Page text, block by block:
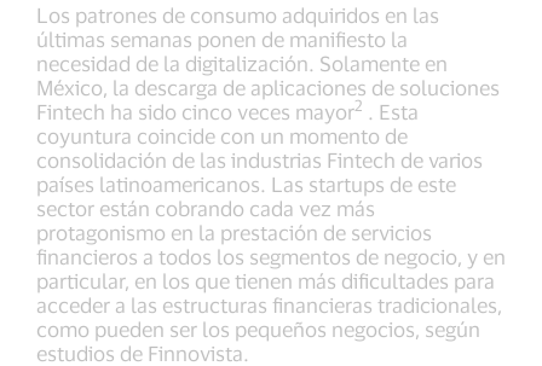
Los patrones de consumo adquiridos en las
últimas semanas ponen de manifiesto la
necesidad de la digitalización. Solamente en
México, la descarga de aplicaciones de soluciones
Fintech ha sido cinco veces mayor2
. Esta
coyuntura coincide con un momento de
consolidación de las industrias Fintech de varios
países latinoamericanos. Las startups de este
sector están cobrando cada vez más
protagonismo en la prestación de servicios
financieros a todos los segmentos de negocio, y en
particular, en los que tienen más dificultades para
acceder a las estructuras financieras tradicionales,
como pueden ser los pequeños negocios, según
estudios de Finnovista.